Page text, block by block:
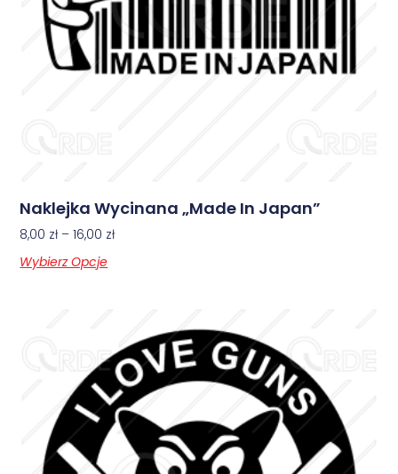
Naklejka Wycinana „Made In Japan”
8,00 zł – 16,00 zł
Wybierz Opcje